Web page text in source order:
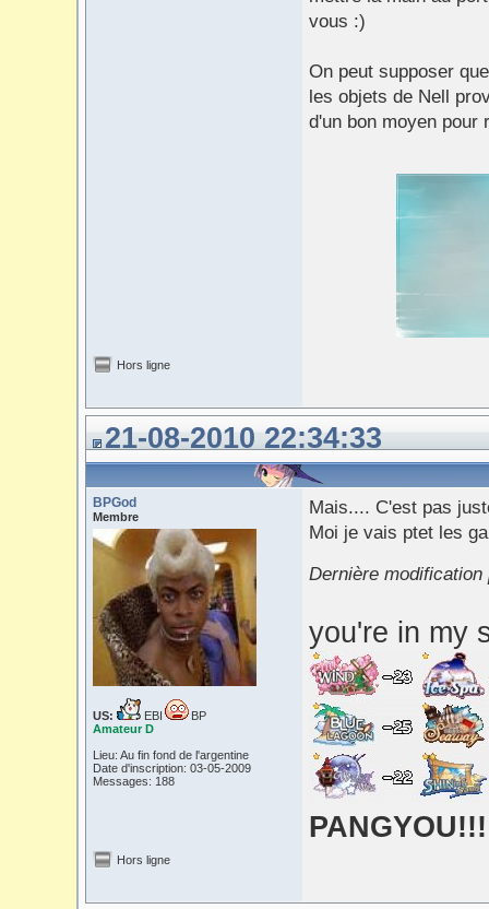
vous :)
On peut supposer
les objets de Nell
d'un bon moyen pour
Hors ligne
21-08-2010 22:34:33
BPGod
Membre
US: EBI
BP
Amateur D
Lieu: Au fin fond de l'argentine
Date d'inscription: 03-05-2009
Messages: 188
Mais.... C'est pas
Moi je vais ptet les
Dernière modification
you're in my
PANGYOU!!!
Hors ligne